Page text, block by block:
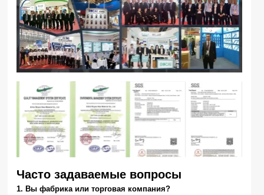
Часто задаваемые вопросы
1. Вы фабрика или торговая компания?